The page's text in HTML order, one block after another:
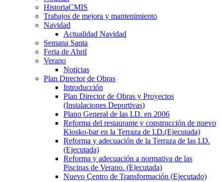
HistoriaCMIS
Trabajos de mejora y mantenimiento
Navidad
Actualidad Navidad
Semana Santa
Feria de Abril
Verano
Noticias
Plan Director de Obras
Introducción
Plan Director de Obras y Proyectos
(Instalaciones Deportivas)
Plano General de las I.D. en 2006
Reforma del restaurante y construcción de nuevo
Kiosko-bar en la Terraza de I.D.(Ejecutada)
Reforma y adecuación de la Terraza de las I.D.
(Ejecutada)
Reforma y adecuación a normativa de las
Piscinas de Verano. (Ejecutada)
Nuevo Centro de Transformación (Ejecutado)